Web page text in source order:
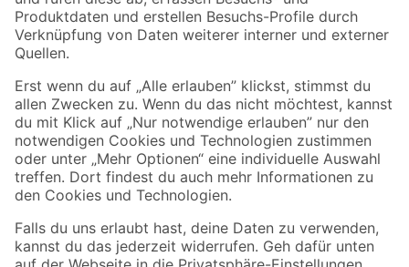
Sicher einkaufen
Jetzt die toom-App herunterladen
Alle Preisangaben in EUR inkl. gesetzl. MwSt.. Die dargestellten Angebote sind unter